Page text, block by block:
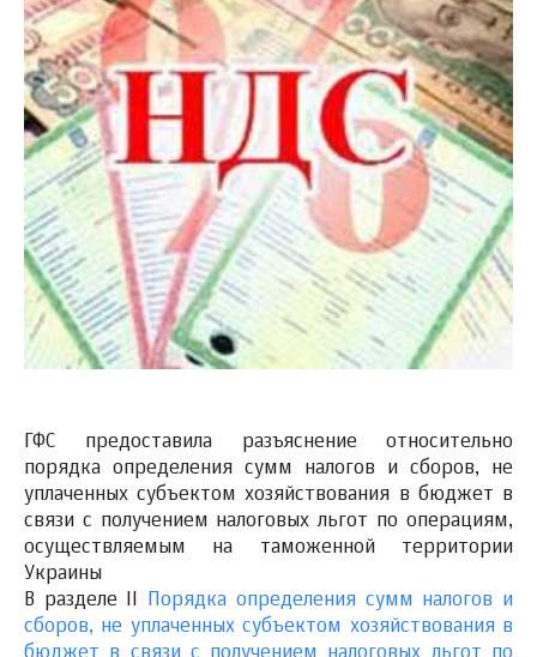
ГФС предоставила разъяснение относительно
порядка определения сумм налогов и сборов, не
уплаченных субъектом хозяйствования в бюджет в
связи с получением налоговых льгот по операциям,
осуществляемым на таможенной территории
Украины
В разделе II
Порядка определения сумм налогов и
сборов, не уплаченных субъектом хозяйствования в